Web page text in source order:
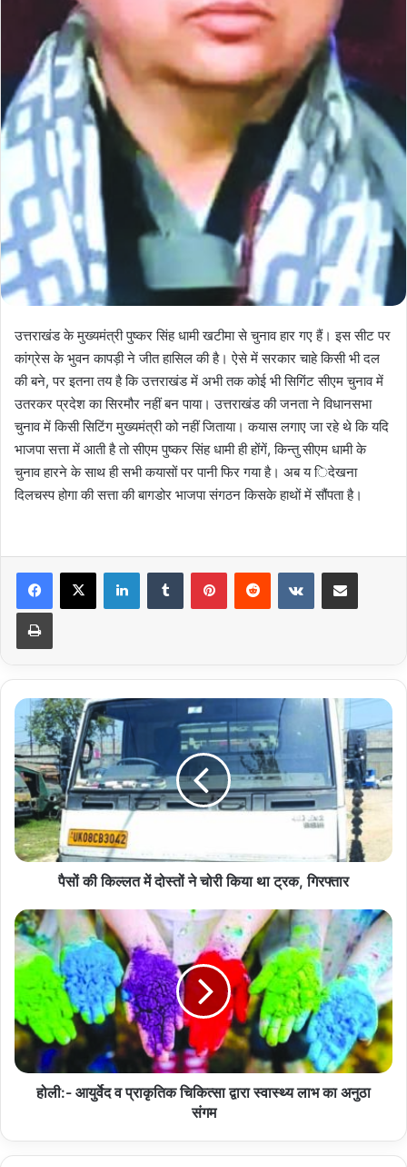
उत्तराखंड के मुख्यमंत्री पुष्कर सिंह धामी खटीमा से चुनाव हार गए हैं। इस सीट पर
कांग्रेस के भुवन कापड़ी ने जीत हासिल की है। ऐसे में सरकार चाहे किसी भी दल
की बने, पर इतना तय है कि उत्तराखंड में अभी तक कोई भी सिगिंट सीएम चुनाव में
उतरकर प्रदेश का सिरमौर नहीं बन पाया। उत्तराखंड की जनता ने विधानसभा
चुनाव में किसी सिटिंग मुख्यमंत्री को नहीं जिताया। कयास लगाए जा रहे थे कि यदि
भाजपा सत्ता में आती है तो सीएम पुष्कर सिंह धामी ही होंगें, किन्तु सीएम धामी के
चुनाव हारने के साथ ही सभी कयासों पर पानी फिर गया है। अब य िदेखना
दिलचस्प होगा की सत्ता की बागडोर भाजपा संगठन किसके हाथों में सौंपता है।
LinkedInTumblr PinterestReddit VKontakteShare via Email
Print
पैसों
की
किल्लत
में
दोस्तों
ने
चोरी
किया
था
पैसों की किल्लत में दोस्तों ने चोरी किया था ट्रक, गिरफ्तार
होली:-
आयुर्वेद
व
प्राकृतिक
चिकित्सा
द्वारा
स्वास्थ्य
लाभ
का
अनुठाहोली:- आयुर्वेद व प्राकृतिक चिकित्सा द्वारा स्वास्थ्य लाभ का अनुठा
संगम